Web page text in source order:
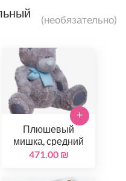
(необязательно)
Плюшевый
мишка, средний
471.00 ₪
+